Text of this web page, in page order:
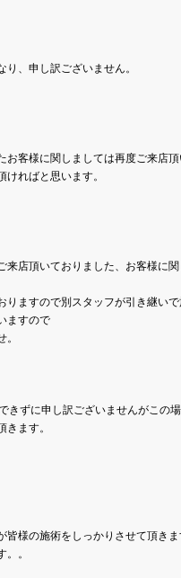
り、申し訳ございません。
お客様に関しましては再度ご来店
ければと思います。
来店頂いておりました、お客様に
りますので別スタッフが引き継い
ますので
きずに申し訳ございませんがこの
きます。
皆様の施術をしっかりさせて頂きま
。。